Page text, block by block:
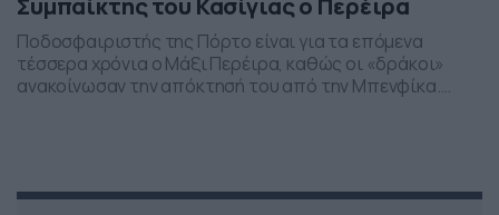
Ποδοσφαιριστής της Πόρτο είναι για τα επόμενα
τέσσερα χρόνια ο Μάξι Περέιρα, καθώς οι «δράκοι»
ανακοίνωσαν την απόκτησή του από την Μπενφίκα.